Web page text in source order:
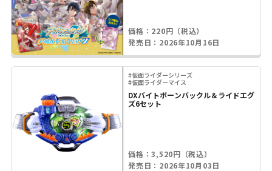
価格：220円（税込）
発売日：2026年10月16日
#仮面ライダーシリーズ
#仮面ライダーマイス
DXバイトボーンバックル＆ライドエグ
ズ6セット
価格：3,520円（税込）
発売日：2026年10月03日